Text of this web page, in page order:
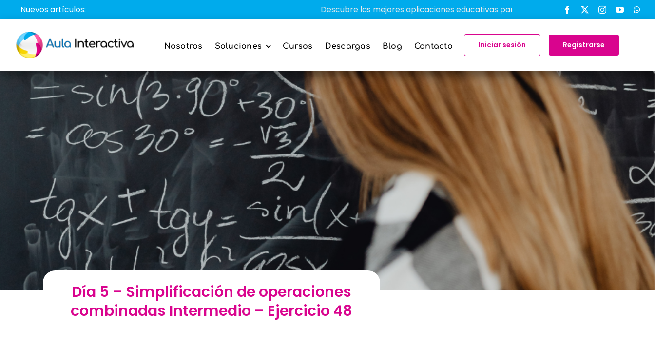
Saltar
al
contenido
Nuevos artículos: Descubre las mejores aplicaciones educativas para transformar el aprendizaje en el aula -
Nosotros Soluciones Cursos Descargas Blog Contacto Iniciar sesión Registrarse
Día 5 – Simplificación de operaciones
combinadas Intermedio – Ejercicio 48